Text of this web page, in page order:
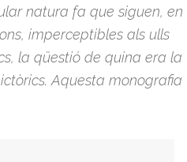
natura fa que siguen, en
imperceptibles als ulls
la qüestió de quina era la
Aquesta monografia